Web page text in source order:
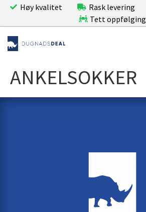
Høy kvalitet Rask levering
Tett oppfølging
ANKELSOKKER